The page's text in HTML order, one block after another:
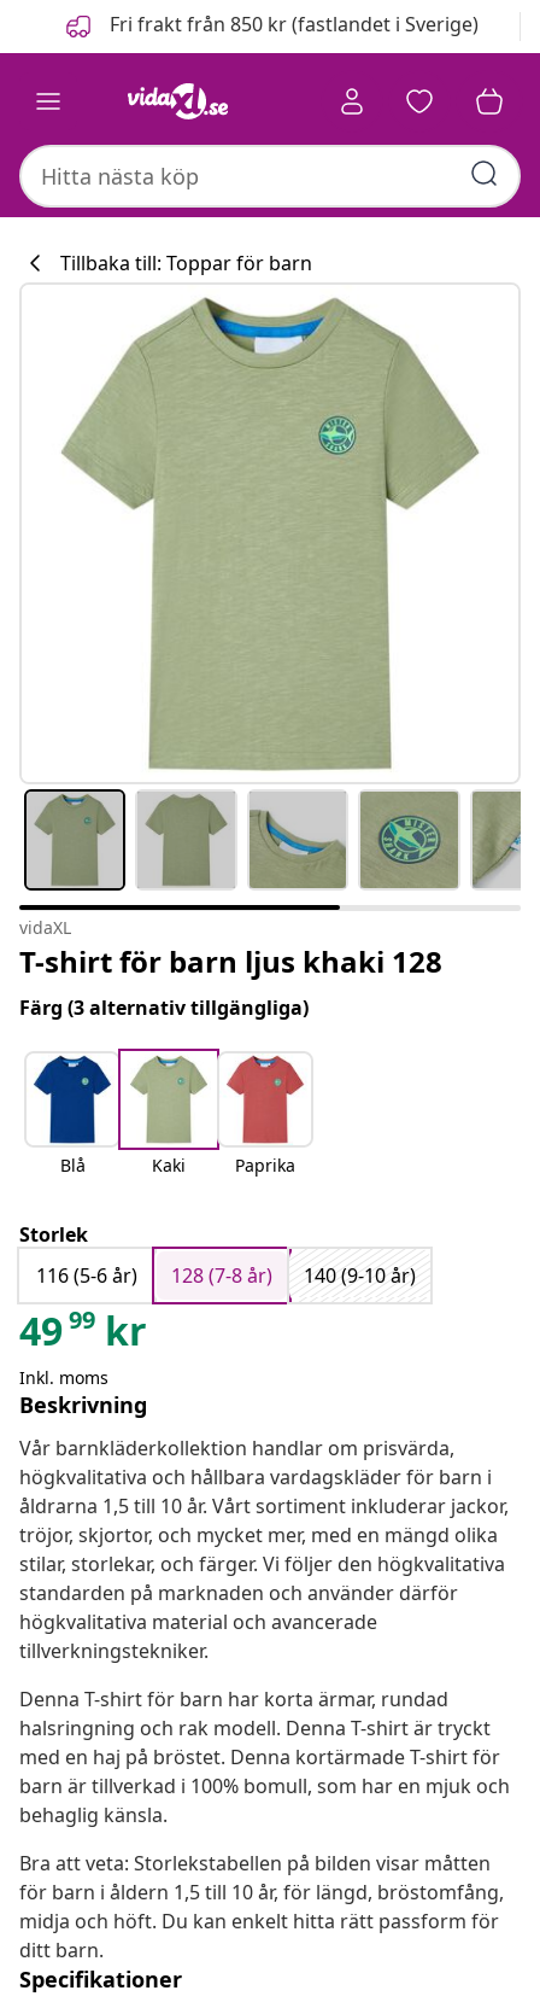
FöregåendeFri frakt från 850 kr (fastlandet i Sverige)
Tillbaka till: Toppar för barn
vidaXL
T-shirt för barn ljus khaki 128
Färg (3 alternativ tillgängliga)
Blå Kaki Paprika
Storlek
116 (5-6 år)
128 (7-8 år) 140 (9-10 år)
4999 kr
Inkl. moms
Beskrivning
Vår barnkläderkollektion handlar om prisvärda,
högkvalitativa och hållbara vardagskläder för barn i
åldrarna 1,5 till 10 år. Vårt sortiment inkluderar jackor,
tröjor, skjortor, och mycket mer, med en mängd olika
stilar, storlekar, och färger. Vi följer den högkvalitativa
standarden på marknaden och använder därför
högkvalitativa material och avancerade
tillverkningstekniker.
Denna T-shirt för barn har korta ärmar, rundad
halsringning och rak modell. Denna T-shirt är tryckt
med en haj på bröstet. Denna kortärmade T-shirt för
barn är tillverkad i 100% bomull, som har en mjuk och
behaglig känsla.
Bra att veta: Storlekstabellen på bilden visar måtten
för barn i åldern 1,5 till 10 år, för längd, bröstomfång,
midja och höft. Du kan enkelt hitta rätt passform för
ditt barn.
Specifikationer